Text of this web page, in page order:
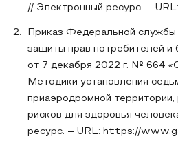
// Электронный ресурс. –
Приказ Федеральной
защиты прав потребителей и
от 7 декабря 2022 г. № 664
Методики установления
приаэродромной территории,
рисков для здоровья
ресурс. – URL: https://